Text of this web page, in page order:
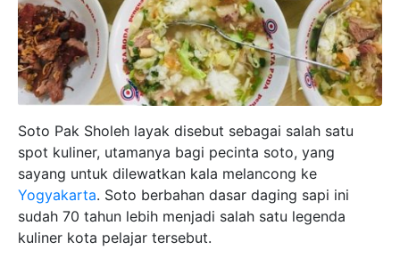
Soto Pak Sholeh layak disebut sebagai salah satu
spot kuliner, utamanya bagi pecinta soto, yang
sayang untuk dilewatkan kala melancong ke
Yogyakarta. Soto berbahan dasar daging sapi ini
sudah 70 tahun lebih menjadi salah satu legenda
kuliner kota pelajar tersebut.